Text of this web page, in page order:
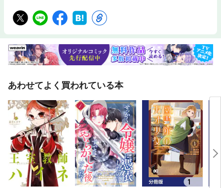
あわせてよく買われている本